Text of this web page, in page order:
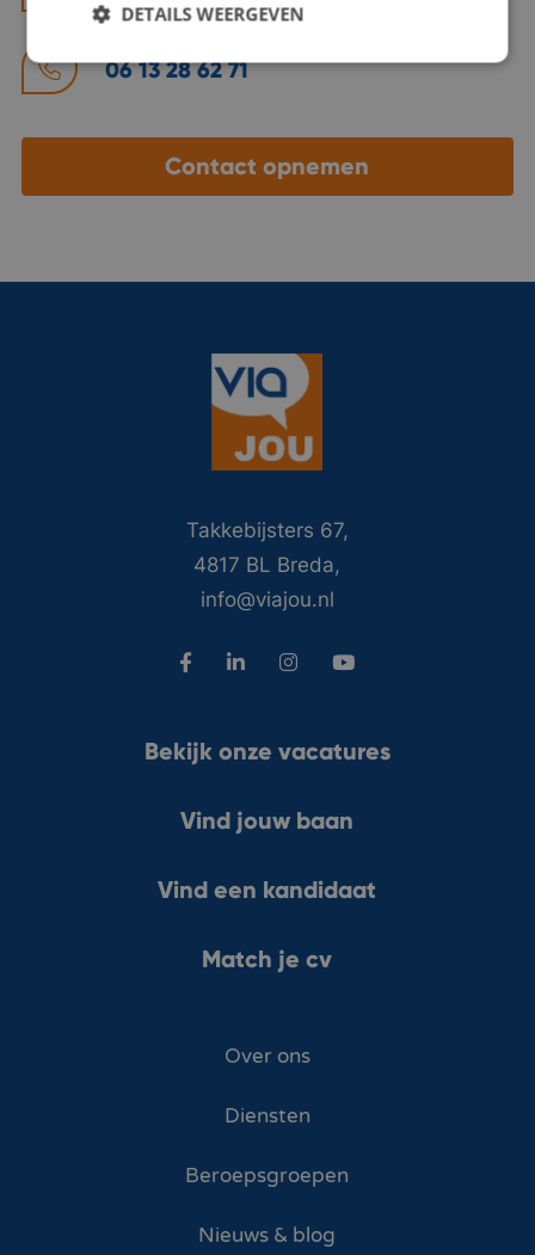
06 13 28 62 71
Contact opnemen
Takkebijsters 67,
4817 BL Breda,
info@viajou.nl
Bekijk onze vacatures
Vind jouw baan
Vind een kandidaat
Match je cv
Over ons
Diensten
Beroepsgroepen
Nieuws & blog
DETAILS WEERGEVEN